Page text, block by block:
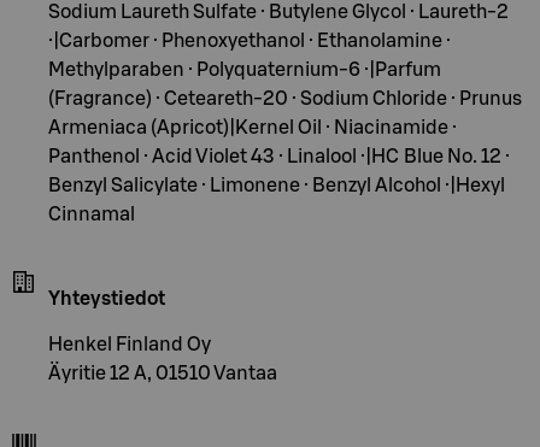
Sodium Laureth Sulfate · Butylene Glycol · Laureth-2
·|Carbomer · Phenoxyethanol · Ethanolamine ·
Methylparaben · Polyquaternium-6 ·|Parfum
(Fragrance) · Ceteareth-20 · Sodium Chloride · Prunus
Armeniaca (Apricot)|Kernel Oil · Niacinamide ·
Panthenol · Acid Violet 43 · Linalool ·|HC Blue No. 12 ·
Benzyl Salicylate · Limonene · Benzyl Alcohol ·|Hexyl
Cinnamal
Yhteystiedot
Henkel Finland Oy
Äyritie 12 A, 01510 Vantaa